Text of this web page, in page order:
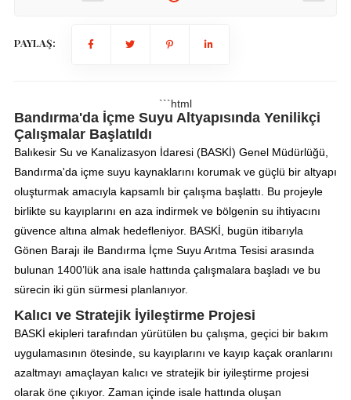
PAYLAŞ:
```html
Bandırma'da İçme Suyu Altyapısında Yenilikçi
Çalışmalar Başlatıldı
Balıkesir Su ve Kanalizasyon İdaresi (BASKİ) Genel Müdürlüğü,
Bandırma'da içme suyu kaynaklarını korumak ve güçlü bir altyapı
oluşturmak amacıyla kapsamlı bir çalışma başlattı. Bu projeyle
birlikte su kayıplarını en aza indirmek ve bölgenin su ihtiyacını
güvence altına almak hedefleniyor. BASKİ, bugün itibarıyla
Gönen Barajı ile Bandırma İçme Suyu Arıtma Tesisi arasında
bulunan 1400’lük ana isale hattında çalışmalara başladı ve bu
sürecin iki gün sürmesi planlanıyor.
Kalıcı ve Stratejik İyileştirme Projesi
BASKİ ekipleri tarafından yürütülen bu çalışma, geçici bir bakım
uygulamasının ötesinde, su kayıplarını ve kayıp kaçak oranlarını
azaltmayı amaçlayan kalıcı ve stratejik bir iyileştirme projesi
olarak öne çıkıyor. Zaman içinde isale hattında oluşan